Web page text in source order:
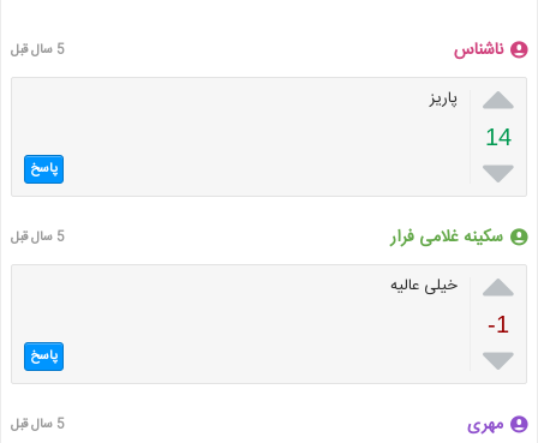
ناشناس 5 سال قبل

14

پاریز
پاسخ
سکینه غلامی فرار 5 سال قبل

-1

خیلی عالیه
پاسخ
مهری 5 سال قبل